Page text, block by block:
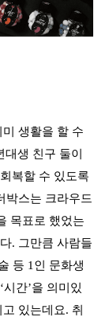
생활을 할 수
생 친구 둘이
복할 수 있도록
박스는 크라우드
목표로 했었는
. 그만큼 사람들
등 1인 문화생
간’을 의미있
있는데요. 취